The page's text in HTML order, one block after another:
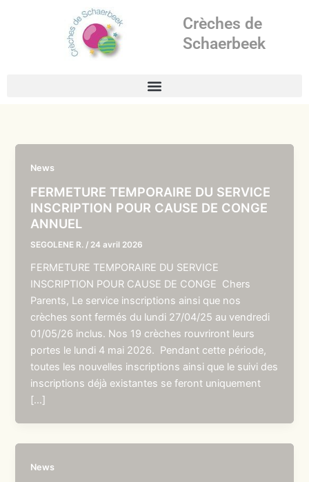
Crèches de
Schaerbeek
News
FERMETURE TEMPORAIRE DU SERVICE
INSCRIPTION POUR CAUSE DE CONGE
ANNUEL
SEGOLENE R. / 24 avril 2026
FERMETURE TEMPORAIRE DU SERVICE
INSCRIPTION POUR CAUSE DE CONGE Chers
Parents, Le service inscriptions ainsi que nos
crèches sont fermés du lundi 27/04/25 au vendredi
01/05/26 inclus. Nos 19 crèches rouvriront leurs
portes le lundi 4 mai 2026. Pendant cette période,
toutes les nouvelles inscriptions ainsi que le suivi des
inscriptions déjà existantes se feront uniquement
[…]
News